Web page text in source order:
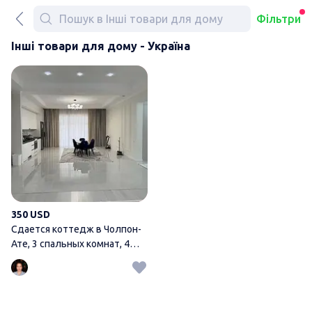
Фільтри
Інші товари для дому - Україна
350 USD
Сдается коттедж в Чолпон-
Ате, 3 спальных комнат, 4
ванных, есть